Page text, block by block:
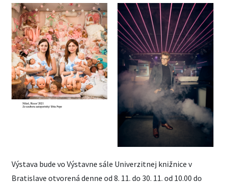
Výstava bude vo Výstavne sále Univerzitnej knižnice v
Bratislave otvorená denne od 8. 11. do 30. 11. od 10.00 do